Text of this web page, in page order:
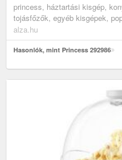
princess, háztartási kisgép,
tojásfőzők, egyéb kisgépek,
alza.hu
Hasonlók, mint Princess 292986